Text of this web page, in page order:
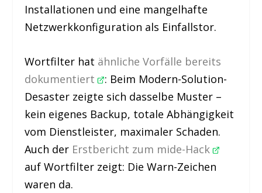
Installationen und eine mangelhafte
Netzwerkkonfiguration als Einfallstor.
Wortfilter hat ähnliche Vorfälle bereits
dokumentiert : Beim Modern-Solution-
Desaster zeigte sich dasselbe Muster –
kein eigenes Backup, totale Abhängigkeit
vom Dienstleister, maximaler Schaden.
Auch der Erstbericht zum mide-Hack
auf Wortfilter zeigt: Die Warn-Zeichen
waren da.